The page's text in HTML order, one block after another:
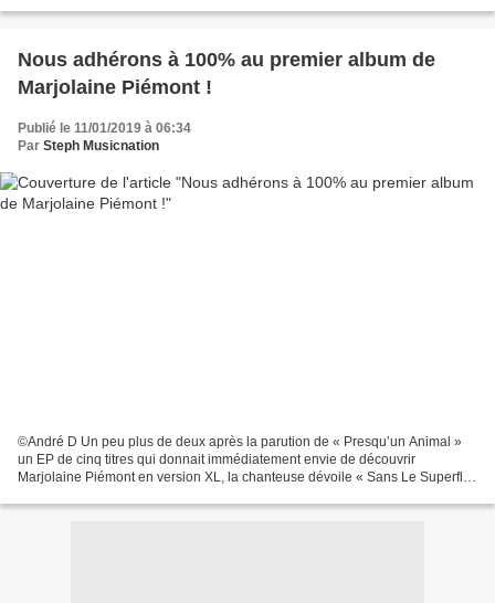
Nous adhérons à 100% au premier album de
Marjolaine Piémont !
Publié le 11/01/2019 à 06:34
Par Steph Musicnation
©André D Un peu plus de deux après la parution de « Presqu’un Animal »
un EP de cinq titres qui donnait immédiatement envie de découvrir
Marjolaine Piémont en version XL, la chanteuse dévoile « Sans Le Superflu